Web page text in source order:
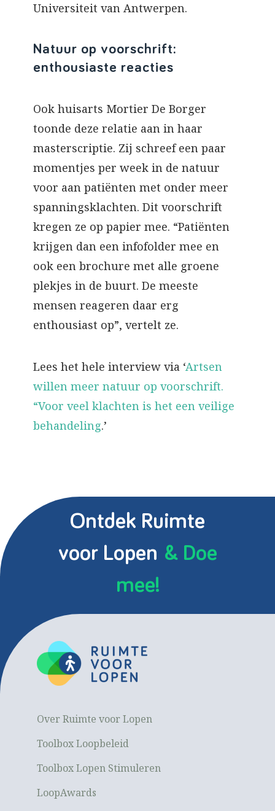
Universiteit van Antwerpen.
Natuur op voorschrift:
enthousiaste reacties
Ook huisarts Mortier De Borger
toonde deze relatie aan in haar
masterscriptie. Zij schreef een paar
momentjes per week in de natuur
voor aan patiënten met onder meer
spanningsklachten. Dit voorschrift
kregen ze op papier mee. “Patiënten
krijgen dan een infofolder mee en
ook een brochure met alle groene
plekjes in de buurt. De meeste
mensen reageren daar erg
enthousiast op”, vertelt ze.
Lees het hele interview via ‘Artsen
willen meer natuur op voorschrift.
“Voor veel klachten is het een veilige
behandeling.’
Ontdek Ruimte
voor Lopen & Doe
mee!
Over Ruimte voor Lopen
Toolbox Loopbeleid
Toolbox Lopen Stimuleren
LoopAwards